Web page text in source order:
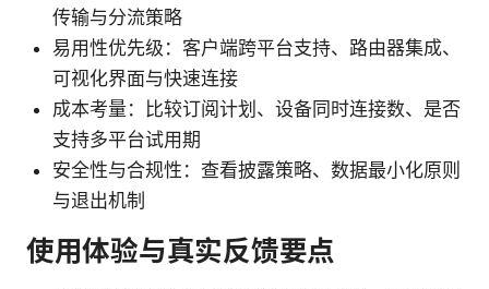
传输与分流策略
易用性优先级：客户端跨平台支持、路由器集成、
可视化界面与快速连接
成本考量：比较订阅计划、设备同时连接数、是否
支持多平台试用期
安全性与合规性：查看披露策略、数据最小化原则
与退出机制
使用体验与真实反馈要点